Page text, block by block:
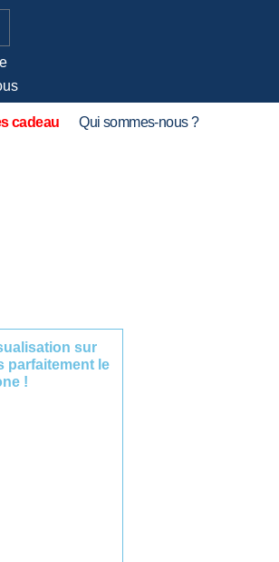
cadeau Qui sommes-nous ?
sur
parfaitement le
!